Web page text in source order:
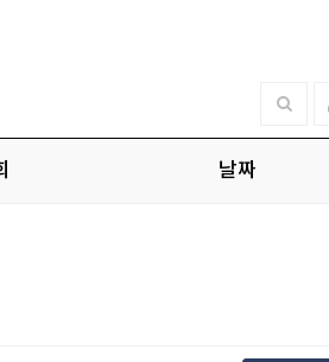
날짜